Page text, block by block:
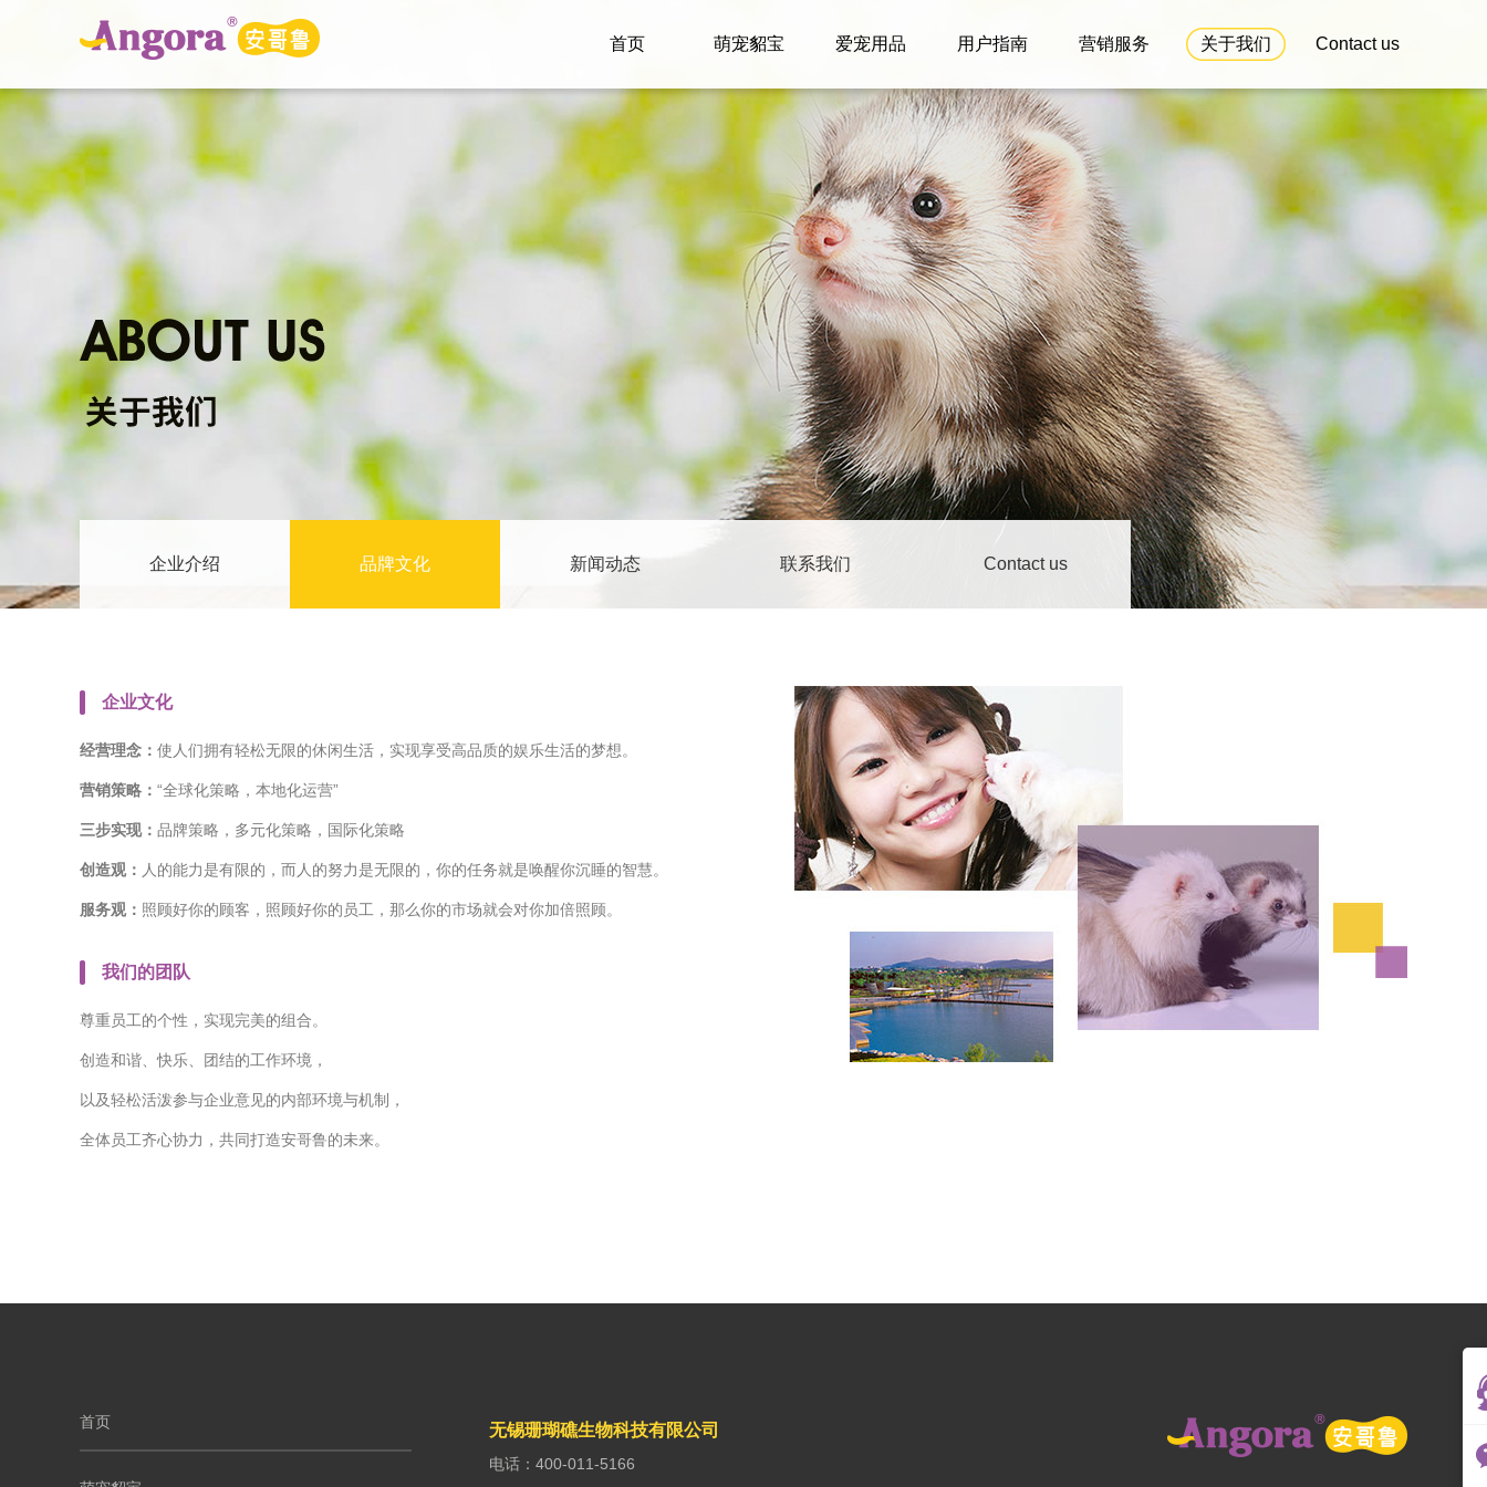
首页 萌宠貂宝 爱宠用品 用户指南 营销服务 关于我们 Contact us
企业介绍 品牌文化 新闻动态 联系我们 Contact us
企业文化
经营理念： 使人们拥有轻松无限的休闲生活，实现享受高品质的娱乐生活的梦想。
营销策略： “全球化策略，本地化运营”
三步实现： 品牌策略，多元化策略，国际化策略
创造观： 人的能力是有限的，而人的努力是无限的，你的任务就是唤醒你沉睡的智慧。
服务观： 照顾好你的顾客，照顾好你的员工，那么你的市场就会对你加倍照顾。
我们的团队
尊重员工的个性，实现完美的组合。
创造和谐、快乐、团结的工作环境，
以及轻松活泼参与企业意见的内部环境与机制，
全体员工齐心协力，共同打造安哥鲁的未来。
首页 无锡珊瑚礁生物科技有限公司
电话：400-011-5166